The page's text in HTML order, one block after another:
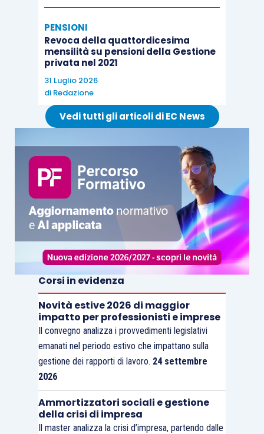
PENSIONI
Revoca della quattordicesima
mensilità su pensioni della Gestione
privata nel 2021
31 Luglio 2026
di Redazione
Vedi tutti gli articoli di EC News
Corsi in evidenza
Novità estive 2026 di maggior
impatto per professionisti e imprese
Il convegno analizza i provvedimenti legislativi
emanati nel periodo estivo che impattano sulla
gestione dei rapporti di lavoro. 24 settembre
2026
Ammortizzatori sociali e gestione
della crisi di impresa
Il master analizza la crisi d’impresa, partendo dalle